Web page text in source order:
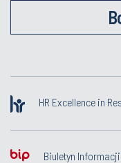
HR Excellence in
Biuletyn